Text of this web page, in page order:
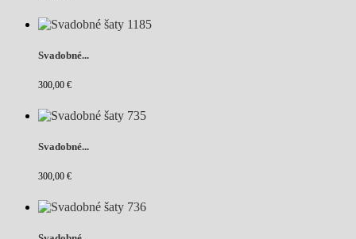
Svadobné...
300,00 €
Svadobné...
300,00 €